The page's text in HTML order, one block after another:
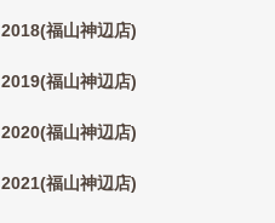
2018(福山神辺店)
2019(福山神辺店)
2020(福山神辺店)
2021(福山神辺店)